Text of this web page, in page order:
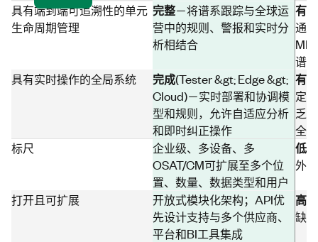
具有端到端可追溯性的单元
生命周期管理
完整－将谱系跟踪与全球运
营中的规则、警报和实时分
析相结合
有限
通
谱系
具有实时操作的全局系统
完成(Tester &gt; Edge &gt;
Cloud)－实时部署和协调模
型和规则，允许自适应分析
和即时纠正操作
有限
定
乏
全
标尺
企业级、多设备、多
OSAT/CM可扩展至多个位
置、数量、数据类型和用户
低
外
打开且可扩展
开放式模块化架构；API优
先设计支持与多个供应商、
平台和BI工具集成
高
缺